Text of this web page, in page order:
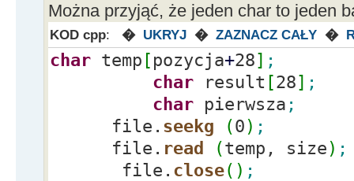
Można przyjąć, że jeden char to jeden
KOD cpp: � UKRYJ � ZAZNACZ CAŁY �
char temp [ pozycja+28] ;
char result [28] ;
char pierwsza ;
file. seekg (0 ) ;
file. read (temp, size ) ;
file. close( ) ;